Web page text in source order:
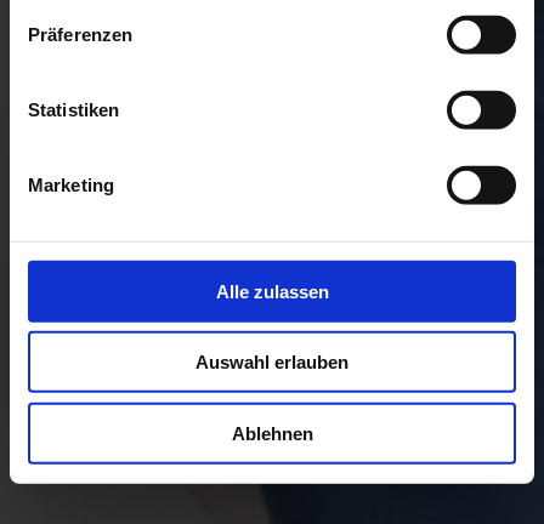
Präferenzen
Statistiken
Marketing
Alle zulassen
Auswahl erlauben
Ablehnen
unser Wissen und Können für ihre
individuelle innere und äußere Balance
zur Verfügung zu stellen.
UNSERE KURSE
unser Wissen und Können für ihre
individuelle innere und äußere Balance
zur Verfügung zu stellen.
UNSERE KURSE
unser Wissen und Können für ihre
individuelle innere und äußere Balance
zur Verfügung zu stellen.
UNSERE KURSE